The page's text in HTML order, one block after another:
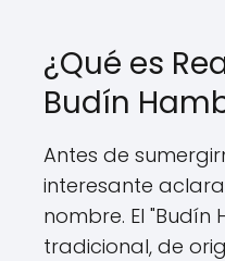
¿Qué es
Budín
Antes de
interesante
nombre. El "Budín
tradicional, de